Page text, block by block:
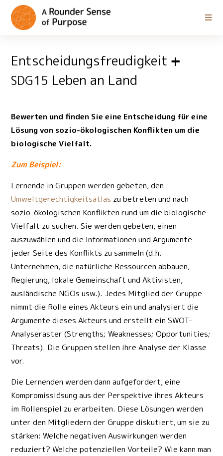
Entscheidungsfreudigkeit
SDG15 Leben an Land
Bewerten und finden Sie eine Entscheidung für eine
Lösung von sozio-ökologischen Konflikten um die
biologische Vielfalt.
Zum Beispiel:
Lernende in Gruppen werden gebeten, den
Umweltgerechtigkeitsatlas zu betreten und nach
sozio-ökologischen Konflikten rund um die biologische
Vielfalt zu suchen. Sie werden gebeten, einen
auszuwählen und die Informationen und Argumente
jeder Seite des Konflikts zu sammeln (d.h.
Unternehmen, die natürliche Ressourcen abbauen,
Regierung, lokale Gemeinschaft und Aktivisten,
ausländische NGOs usw.). Jedes Mitglied der Gruppe
nimmt die Rolle eines Akteurs ein und analysiert die
Argumente dieses Akteurs und erstellt ein SWOT-
Analyseraster (Strengths; Weaknesses; Opportunities;
Threats). Die Gruppen stellen ihre Analyse der Klasse
vor.
Die Lernenden werden dann aufgefordert, eine
Kompromisslösung aus der Perspektive ihres Akteurs
im Rollenspiel zu erarbeiten. Diese Lösungen werden
unter den Mitgliedern der Gruppe diskutiert, um sie zu
stärken: Welche negativen Auswirkungen werden
reduziert? Welche potenziellen Vorteile? Wie kann man